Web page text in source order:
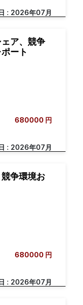
: 2026年07月
ア、競争
ート
680000 円
: 2026年07月
争環境お
680000 円
: 2026年07月